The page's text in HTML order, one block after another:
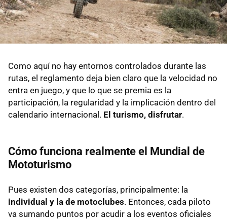
Como aquí no hay entornos controlados durante las
rutas, el reglamento deja bien claro que la velocidad no
entra en juego, y que lo que se premia es la
participación, la regularidad y la implicación dentro del
calendario internacional. El turismo, disfrutar.
Cómo funciona realmente el Mundial de
Mototurismo
Pues existen dos categorías, principalmente: la
individual y la de motoclubes. Entonces, cada piloto
va sumando puntos por acudir a los eventos oficiales